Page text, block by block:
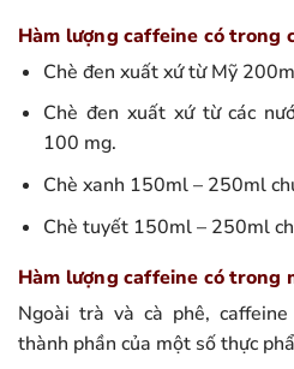
Hàm lượng caffeine có trong
Chè đen xuất xứ từ Mỹ
Chè đen xuất xứ từ các
100 mg.
Chè xanh 150ml – 250ml
Chè tuyết 150ml – 250ml
Hàm lượng caffeine có trong
Ngoài trà và cà phê,
thành phần của một số thực